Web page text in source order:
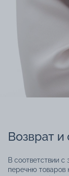
Возврат
В соответствии с
перечню товаров